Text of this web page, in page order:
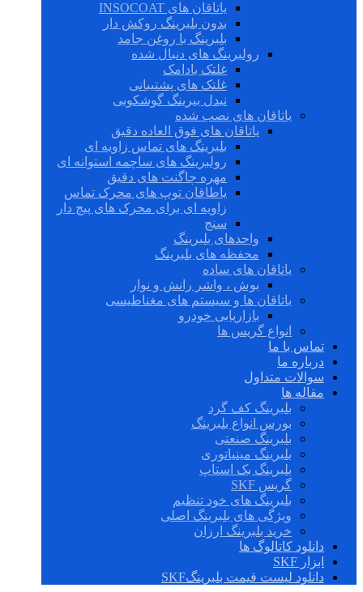
یاتاقان های INSOCOAT
بدون بلبرینگ روکش دار
بلبرینگ با روغن جامد
رولبرینگ های دنبال شده
غلتک بادامک
غلتک های پشتیبانی
نیدل بیرینگ گوشکوبی
یاتاقان های نصب شده
یاتاقان های فوق العاده دقیق
بلبرینگ های تماس زاویه ای
رولبرینگ های ساچمه استوانه ای
مهره چاگنت های دقیق
یاطاقان توپ های محرک تماس
زاویه ای برای محرک های پیچ دار
سنج
واحدهای بلبرینگ
محفظه های بلبرینگ
یاتاقان های ساده
بوش ، واشر رانش و نوار
یاتاقان ها و سیستم های مغناطیسی
بازاریابی خودرو
انواع گریس ها
تماس با ما
درباره ما
سوالات متداول
مقاله ها
بلبرینگ کف گرد
بورس انواع بلبرینگ
بلبرینگ صنعتی
بلبرینگ مینیاتوری
بلبرینگ بک استاپ
گریس SKF
بلبرینگ های خود تنظیم
ویژگی های بلبرینگ اصلی
خرید بلبرینگ ارزان
دانلود کاتالوگ ها
ابزار SKF
دانلود لیست قیمت بلبرینگSKF